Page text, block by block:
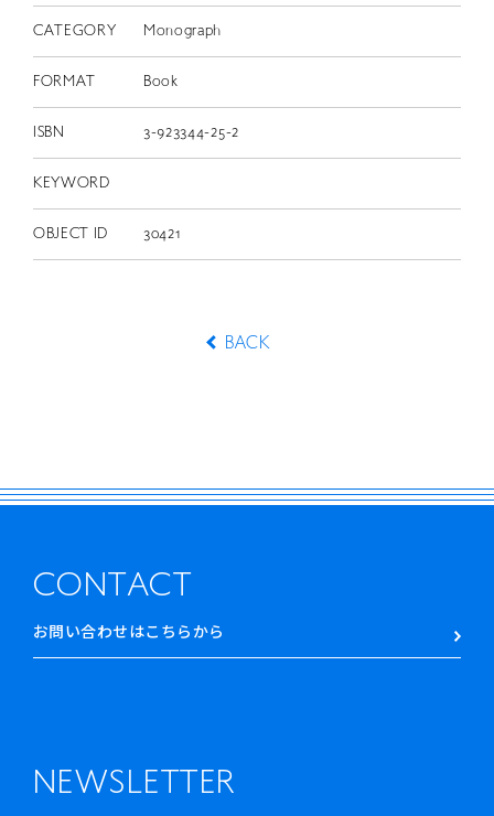
CATEGORY Monograph
FORMAT Book
ISBN 3-923344-25-2
KEYWORD
OBJECT ID 30421
BACK
CONTACT
お問い合わせはこちらから
NEWSLETTER